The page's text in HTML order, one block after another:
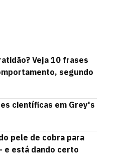
Veja 10 frases
segundo
científicas em Grey's
pele de cobra para
e está dando certo